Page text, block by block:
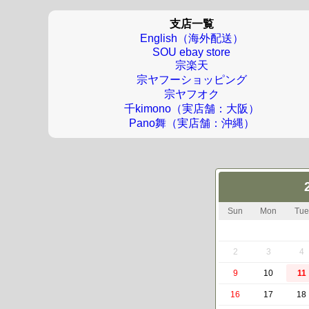
支店一覧
English（海外配送）
SOU ebay store
宗楽天
宗ヤフーショッピング
宗ヤフオク
千kimono（実店舗：大阪）
Pano舞（実店舗：沖縄）
Sun Mon Tue
2 3 4
9 10 11
16 17 18